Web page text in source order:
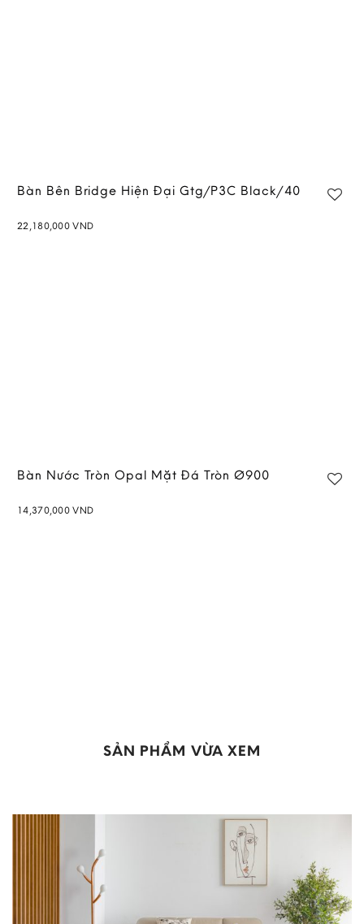
Bàn Bên Bridge Hiện Đại Gtg/P3C Black/40
22,180,000VND
Bàn Nước Tròn Opal Mặt Đá Tròn Ø900
14,370,000VND
SẢN PHẨM VỪA XEM